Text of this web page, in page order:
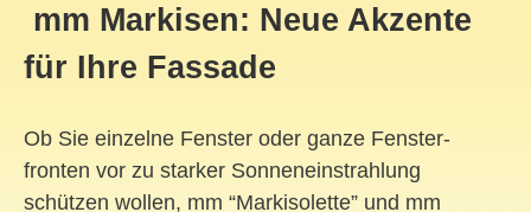
mm Markisen: Neue Akzente
für Ihre Fassade
Ob Sie einzelne Fenster oder ganze Fenster-
fronten vor zu starker Sonneneinstrahlung
schützen wollen, mm “Markisolette” und mm